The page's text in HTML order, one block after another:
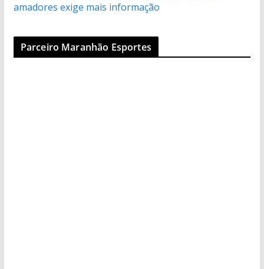
amadores exige mais informação
Parceiro Maranhão Esportes